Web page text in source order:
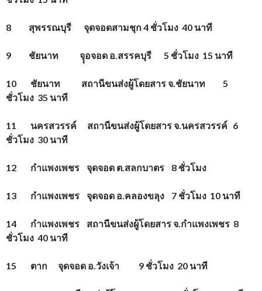
8 สุพรรณบุรี จุดจอดสามชุก 4 ชั่วโมง 40 นาที
9 ชัยนาท จุุอจอด อ.สรรคบุรี 5 ชั่วโมง 15 นาที
10 ชัยนาท สถานีขนส่งผู้โดยสาร จ.ชัยนาท 5
ชั่วโมง 35 นาที
11 นครสวรรค์ สถานีขนส่งผู้โดยสาร จ.นครสวรรค์ 6
ชั่วโมง 30 นาที
12 กำแพงเพชร จุดจอด ต.สลกบาตร 8 ชั่วโมง
13 กำแพงเพชร จุดจอด อ.คลองขลุง 7 ชั่วโมง 10 นาที
14 กำแพงเพชร สถานีขนส่งผู้โดยสาร จ.กำแพงเพชร 8
ชั่วโมง 40 นาที
15 ตาก จุดจอด อ.วังเจ้า 9 ชั่วโมง 20 นาที